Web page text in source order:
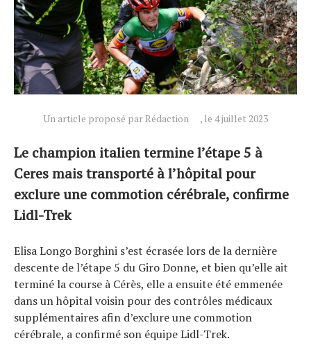
Un article proposé par Rédaction , le 4 juillet 2023
Le champion italien termine l’étape 5 à
Ceres mais transporté à l’hôpital pour
exclure une commotion cérébrale, confirme
Lidl-Trek
Elisa Longo Borghini s’est écrasée lors de la dernière
descente de l’étape 5 du Giro Donne, et bien qu’elle ait
terminé la course à Cérès, elle a ensuite été emmenée
dans un hôpital voisin pour des contrôles médicaux
supplémentaires afin d’exclure une commotion
cérébrale, a confirmé son équipe Lidl-Trek.